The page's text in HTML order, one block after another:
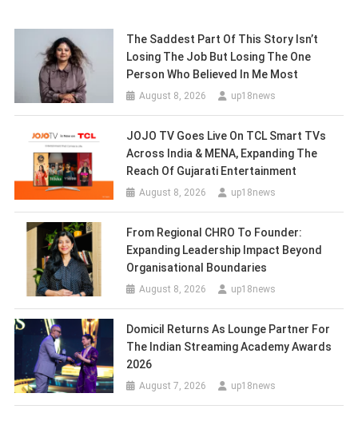
The Saddest Part Of This Story Isn’t
Losing The Job But Losing The One
Person Who Believed In Me Most
August 8, 2026 up18news
JOJO TV Goes Live On TCL Smart TVs
Across India & MENA, Expanding The
Reach Of Gujarati Entertainment
August 8, 2026 up18news
From Regional CHRO To Founder:
Expanding Leadership Impact Beyond
Organisational Boundaries
August 8, 2026 up18news
Domicil Returns As Lounge Partner For
The Indian Streaming Academy Awards
2026
August 7, 2026 up18news